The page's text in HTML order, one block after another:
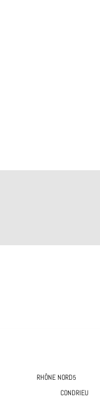
RHÔNE NORD
CONDRIEU